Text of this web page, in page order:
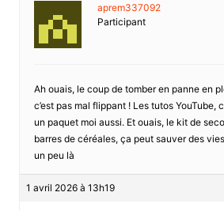
aprem337092
Participant
Ah ouais, le coup de tomber en panne en
c’est pas mal flippant ! Les tutos YouTube,
un paquet moi aussi. Et ouais, le kit de
barres de céréales, ça peut sauver des
un peu là
1 avril 2026 à 13h19